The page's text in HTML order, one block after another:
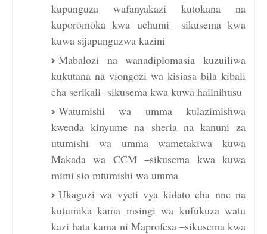
kupunguza wafanyakazi kutokana na
kuporomoka kwa uchumi –sikusema kwa
kuwa sijapunguzwa kazini
Mabalozi na wanadiplomasia kuzuiliwa
kukutana na viongozi wa kisiasa bila kibali
cha serikali- sikusema kwa kuwa halinihusu
Watumishi wa umma kulazimishwa
kwenda kinyume na sheria na kanuni za
utumishi wa umma wametakiwa kuwa
Makada wa CCM –sikusema kwa kuwa
mimi sio mtumishi wa umma
Ukaguzi wa vyeti vya kidato cha nne na
kutumika kama msingi wa kufukuza watu
kazi hata kama ni Maprofesa –sikusema kwa